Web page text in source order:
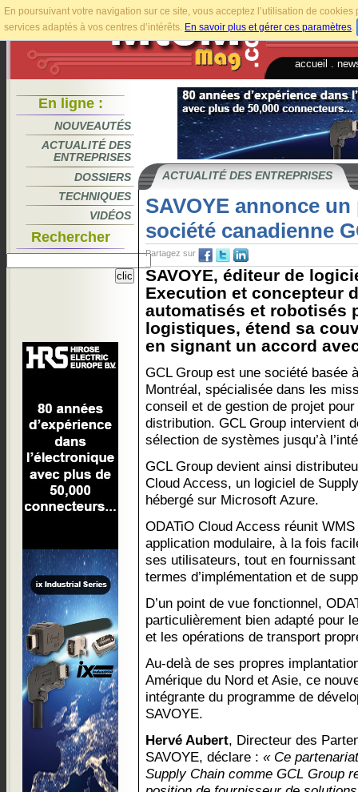
En poursuivant votre navigation sur ce site, vous acceptez l’utilisation de
services adaptés à vos centres d’intérêts. En savoir plus et gérer ces paramètres.
accueil
En ligne :
NOUVEAUTÉS
ACTUALITÉ DES
ENTREPRISES
DOSSIERS
TECHNIQUES
VIDÉOS
Rechercher
ACTUALITÉ DES ENTREPRISES
SAVOYE annonce
société canadienne
Partagez sur
SAVOYE, éditeur de
Execution et concepteur
automatisés et robotisés
logistiques, étend sa
en signant un accord
GCL Group est une société basée à
Montréal, spécialisée dans les
conseil et de gestion de projet
distribution. GCL Group intervient
sélection de systèmes jusqu’à
GCL Group devient ainsi
Cloud Access, un logiciel de
hébergé sur Microsoft Azure.
ODATiO Cloud Access réunit
application modulaire, à la fois
ses utilisateurs, tout en
termes d’implémentation et de
D’un point de vue fonctionnel,
particulièrement bien adapté pour
et les opérations de transport
Au-delà de ses propres
Amérique du Nord et Asie, ce
intégrante du programme de
SAVOYE.
Hervé Aubert, Directeur des
SAVOYE, déclare : « Ce
Supply Chain comme GCL Group